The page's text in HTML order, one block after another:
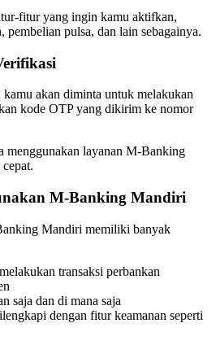
fitur yang ingin kamu aktifkan,
pembelian pulsa, dan lain sebagainya.
akan diminta untuk melakukan
kode OTP yang dikirim ke nomor
menggunakan layanan M-Banking
M-Banking Mandiri
Mandiri memiliki banyak
transaksi perbankan
saja dan di mana saja
dengan fitur keamanan seperti